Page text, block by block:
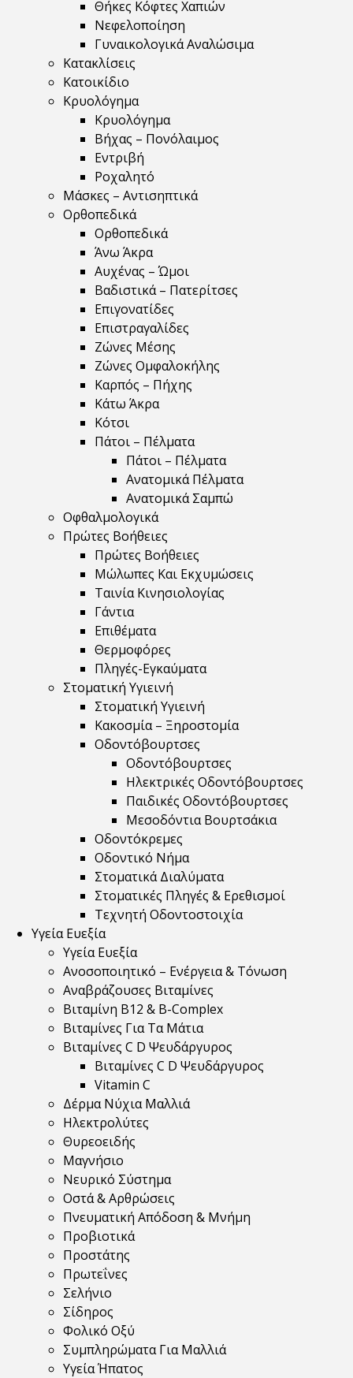
Θήκες Κόφτες Χαπιών
Νεφελοποίηση
Γυναικολογικά Αναλώσιμα
Κατακλίσεις
Κατοικίδιο
Κρυολόγημα
Κρυολόγημα
Βήχας – Πονόλαιμος
Εντριβή
Ροχαλητό
Μάσκες – Αντισηπτικά
Ορθοπεδικά
Ορθοπεδικά
Άνω Άκρα
Αυχένας – Ώμοι
Βαδιστικά – Πατερίτσες
Επιγονατίδες
Επιστραγαλίδες
Ζώνες Μέσης
Ζώνες Ομφαλοκήλης
Καρπός – Πήχης
Κάτω Άκρα
Κότσι
Πάτοι – Πέλματα
Πάτοι – Πέλματα
Ανατομικά Πέλματα
Ανατομικά Σαμπώ
Οφθαλμολογικά
Πρώτες Βοήθειες
Πρώτες Βοήθειες
Μώλωπες Και Εκχυμώσεις
Ταινία Κινησιολογίας
Γάντια
Επιθέματα
Θερμοφόρες
Πληγές-Εγκαύματα
Στοματική Υγιεινή
Στοματική Υγιεινή
Κακοσμία – Ξηροστομία
Οδοντόβουρτσες
Οδοντόβουρτσες
Ηλεκτρικές Οδοντόβουρτσες
Παιδικές Οδοντόβουρτσες
Μεσοδόντια Βουρτσάκια
Οδοντόκρεμες
Οδοντικό Νήμα
Στοματικά Διαλύματα
Στοματικές Πληγές & Ερεθισμοί
Τεχνητή Οδοντοστοιχία
Υγεία Ευεξία
Υγεία Ευεξία
Ανοσοποιητικό – Ενέργεια & Τόνωση
Αναβράζουσες Βιταμίνες
Βιταμίνη B12 & Β-Complex
Βιταμίνες Για Τα Μάτια
Βιταμίνες C D Ψευδάργυρος
Βιταμίνες C D Ψευδάργυρος
Vitamin C
Δέρμα Νύχια Μαλλιά
Ηλεκτρολύτες
Θυρεοειδής
Μαγνήσιο
Νευρικό Σύστημα
Οστά & Αρθρώσεις
Πνευματική Απόδοση & Μνήμη
Προβιοτικά
Προστάτης
Πρωτεΐνες
Σελήνιο
Σίδηρος
Φολικό Οξύ
Συμπληρώματα Για Μαλλιά
Υγεία Ήπατος